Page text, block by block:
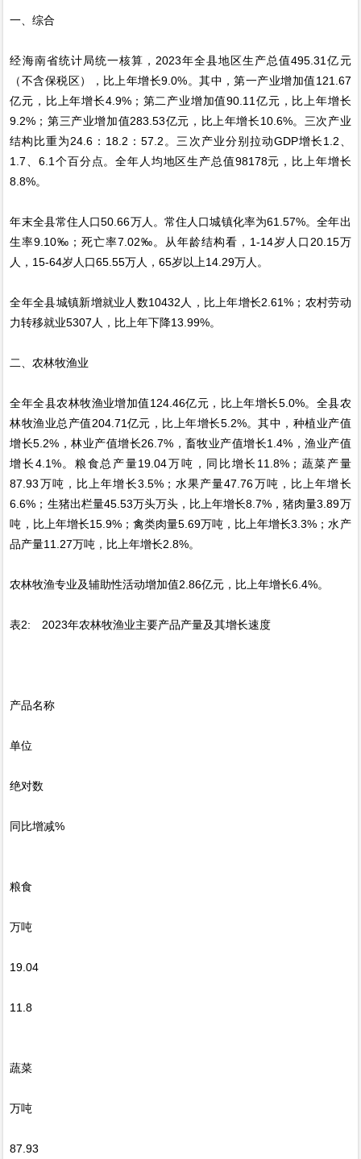
一、综合
经海南省统计局统一核算，2023年全县地区生产总值495.31亿元
（不含保税区），比上年增长9.0%。其中，第一产业增加值121.67
亿元，比上年增长4.9%；第二产业增加值90.11亿元，比上年增长
9.2%；第三产业增加值283.53亿元，比上年增长10.6%。三次产业
结构比重为24.6：18.2：57.2。三次产业分别拉动GDP增长1.2、
1.7、6.1个百分点。全年人均地区生产总值98178元，比上年增长
8.8%。
年末全县常住人口50.66万人。常住人口城镇化率为61.57%。全年出
生率9.10‰；死亡率7.02‰。从年龄结构看，1-14岁人口20.15万
人，15-64岁人口65.55万人，65岁以上14.29万人。
全年全县城镇新增就业人数10432人，比上年增长2.61%；农村劳动
力转移就业5307人，比上年下降13.99%。
二、农林牧渔业
全年全县农林牧渔业增加值124.46亿元，比上年增长5.0%。全县农
林牧渔业总产值204.71亿元，比上年增长5.2%。其中，种植业产值
增长5.2%，林业产值增长26.7%，畜牧业产值增长1.4%，渔业产值
增长4.1%。粮食总产量19.04万吨，同比增长11.8%；蔬菜产量
87.93万吨，比上年增长3.5%；水果产量47.76万吨，比上年增长
6.6%；生猪出栏量45.53万头万头，比上年增长8.7%，猪肉量3.89万
吨，比上年增长15.9%；禽类肉量5.69万吨，比上年增长3.3%；水产
品产量11.27万吨，比上年增长2.8%。
农林牧渔专业及辅助性活动增加值2.86亿元，比上年增长6.4%。
表2: 2023年农林牧渔业主要产品产量及其增长速度
产品名称
单位
绝对数
同比增减%
粮食
万吨
19.04
11.8
蔬菜
万吨
87.93